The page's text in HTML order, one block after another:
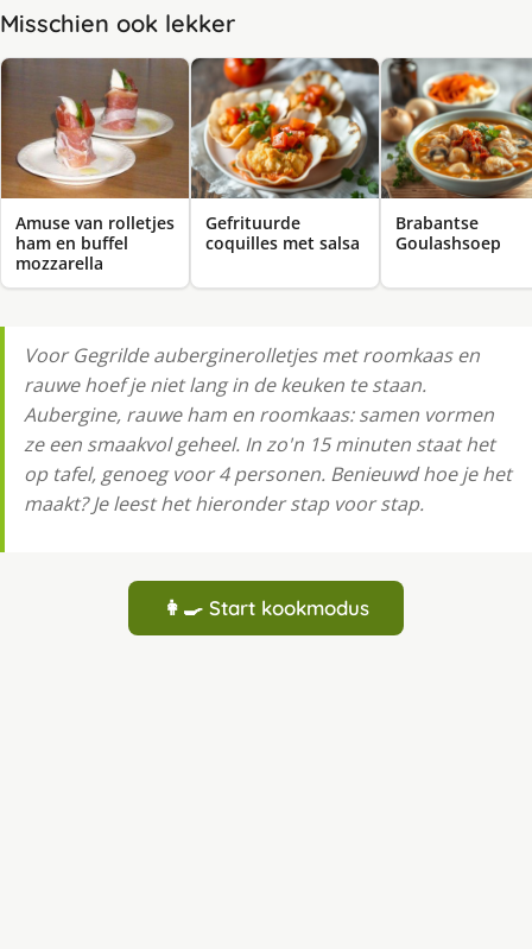
Misschien ook lekker
Amuse van rolletjes
ham en buffel
mozzarella
Gefrituurde
coquilles met salsa
Brabantse
Goulashsoep
Voor Gegrilde auberginerolletjes met roomkaas en
rauwe hoef je niet lang in de keuken te staan.
Aubergine, rauwe ham en roomkaas: samen vormen
ze een smaakvol geheel. In zo'n 15 minuten staat het
op tafel, genoeg voor 4 personen. Benieuwd hoe je het
maakt? Je leest het hieronder stap voor stap.
👩‍🍳 Start kookmodus